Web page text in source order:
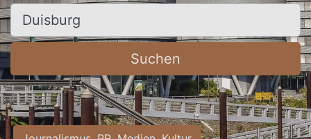
Ort, Stadt
Suchen